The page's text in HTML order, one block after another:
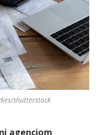
shutterstock
agencjom